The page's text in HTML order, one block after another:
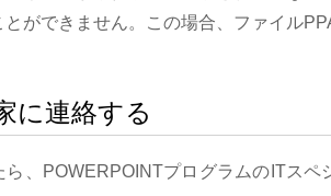
ができません。この場合、ファイル
に連絡する
ら、POWERPOINTプログラムのITス